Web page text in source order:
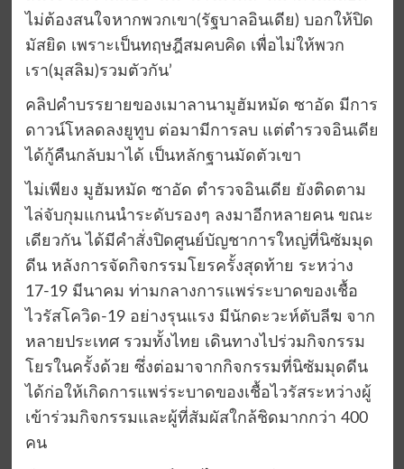
ไม่ต้องสนใจหากพวกเขา(รัฐบาลอินเดีย) บอกให้ปิด
มัสยิด เพราะเป็นทฤษฎีสมคบคิด เพื่อไม่ให้พวก
เรา(มุสลิม)รวมตัวกัน’
คลิปคำบรรยายของเมาลานามูฮัมหมัด ซาอัด มีการ
ดาวน์โหลดลงยูทูบ ต่อมามีการลบ แต่ตำรวจอินเดีย
ได้กู้คืนกลับมาได้ เป็นหลักฐานมัดตัวเขา
ไม่เพียง มูฮัมหมัด ซาอัด ตำรวจอินเดีย ยังติดตาม
ไล่จับกุมแกนนำระดับรองๆ ลงมาอีกหลายคน ขณะ
เดียวกัน ได้มีคำสั่งปิดศูนย์บัญชาการใหญ่ที่นิซัมมุด
ดีน หลังการจัดกิจกรรมโยรครั้งสุดท้าย ระหว่าง
17-19 มีนาคม ท่ามกลางการแพร่ระบาดของเชื้อ
ไวรัสโควิด-19 อย่างรุนแรง มีนักดะวะห์ตับลีฆ จาก
หลายประเทศ รวมทั้งไทย เดินทางไปร่วมกิจกรรม
โยรในครั้งด้วย ซึ่งต่อมาจากกิจกรรมที่นิซัมมุดดีน
ได้ก่อให้เกิดการแพร่ระบาดของเชื้อไวรัสระหว่างผู้
เข้าร่วมกิจกรรมและผู้ที่สัมผัสใกล้ชิดมากกว่า 400
คน